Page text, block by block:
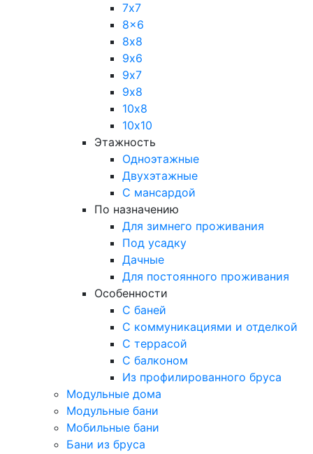
7х7
8x6
8х8
9х6
9х7
9х8
10х8
10х10
Этажность
Одноэтажные
Двухэтажные
С мансардой
По назначению
Для зимнего проживания
Под усадку
Дачные
Для постоянного проживания
Особенности
С баней
С коммуникациями и отделкой
С террасой
С балконом
Из профилированного бруса
Модульные дома
Модульные бани
Мобильные бани
Бани из бруса